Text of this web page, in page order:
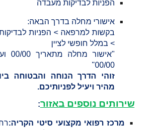
הפניות לבדיקות מעבדה
אישורי מחלה בדרך הבאה:
בקשות למרפאה > הפניות
> במלל חופשי לציין
"אישור
00/00"
זוהי הדרך הנוחה והבטוחה
מהיר ויעיל לפניותיכם.
שירותים נוספים באזור:
מרכז רפואי מקצועי סיטי הקריה: